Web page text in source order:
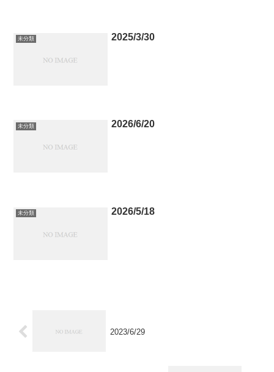
未分類 2025/3/30
未分類 2026/6/20
未分類 2026/5/18
2023/6/29